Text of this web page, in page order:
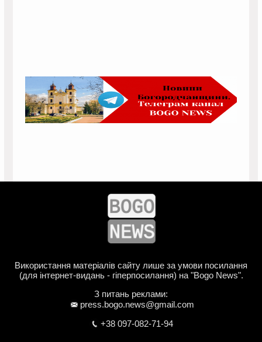
Використання матеріалів сайту лише за умови посилання
(для інтернет-видань - гіперпосилання) на "Bogo News".
З питань реклами:
press.bogo.news@gmail.com
+38 097-082-71-94